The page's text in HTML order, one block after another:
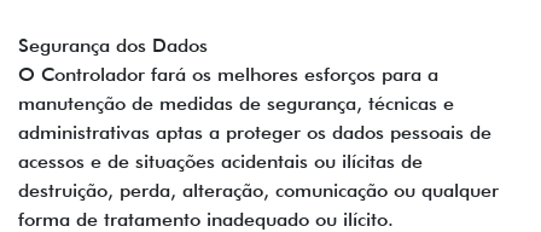
Segurança dos Dados
O Controlador fará os melhores esforços para a
manutenção de medidas de segurança, técnicas e
administrativas aptas a proteger os dados pessoais de
acessos e de situações acidentais ou ilícitas de
destruição, perda, alteração, comunicação ou qualquer
forma de tratamento inadequado ou ilícito.